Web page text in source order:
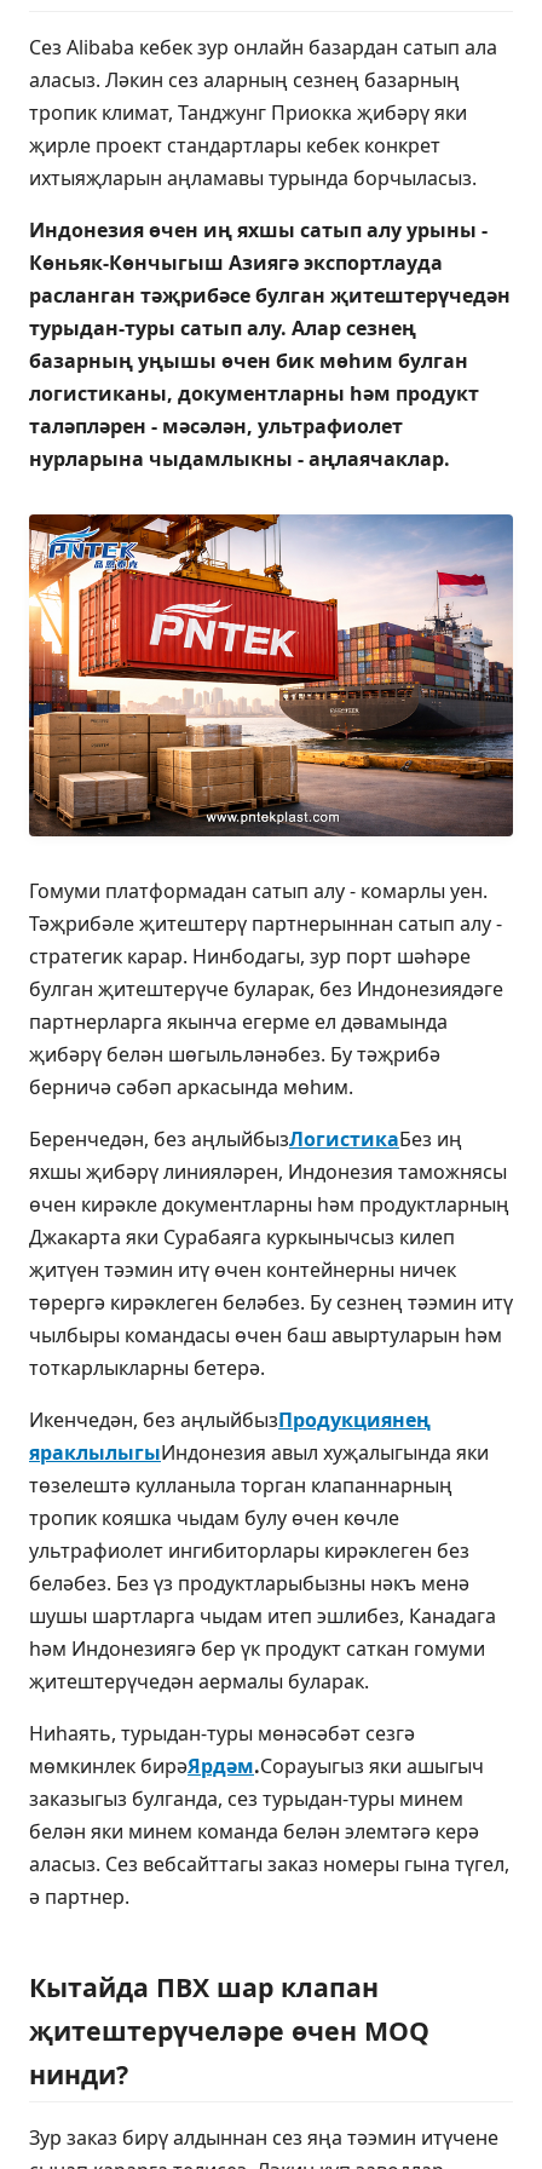
Сез Alibaba кебек зур онлайн базардан сатып ала
аласыз. Ләкин сез аларның сезнең базарның
тропик климат, Танджунг Приокка җибәрү яки
җирле проект стандартлары кебек конкрет
ихтыяҗларын аңламавы турында борчыласыз.
Индонезия өчен иң яхшы сатып алу урыны -
Көньяк-Көнчыгыш Азиягә экспортлауда
расланган тәҗрибәсе булган җитештерүчедән
турыдан-туры сатып алу. Алар сезнең
базарның уңышы өчен бик мөһим булган
логистиканы, документларны һәм продукт
таләпләрен - мәсәлән, ультрафиолет
нурларына чыдамлыкны - аңлаячаклар.
Гомуми платформадан сатып алу - комарлы уен.
Тәҗрибәле җитештерү партнерыннан сатып алу -
стратегик карар. Нинбодагы, зур порт шәһәре
булган җитештерүче буларак, без Индонезиядәге
партнерларга якынча егерме ел дәвамында
җибәрү белән шөгыльләнәбез. Бу тәҗрибә
берничә сәбәп аркасында мөһим.
Беренчедән, без аңлыйбызЛогистикаБез иң
яхшы җибәрү линияләрен, Индонезия таможнясы
өчен кирәкле документларны һәм продуктларның
Джакарта яки Сурабаяга куркынычсыз килеп
җитүен тәэмин итү өчен контейнерны ничек
төрергә кирәклеген беләбез. Бу сезнең тәэмин итү
чылбыры командасы өчен баш авыртуларын һәм
тоткарлыкларны бетерә.
Икенчедән, без аңлыйбызПродукциянең
яраклылыгыИндонезия авыл хуҗалыгында яки
төзелештә кулланыла торган клапаннарның
тропик кояшка чыдам булу өчен көчле
ультрафиолет ингибиторлары кирәклеген без
беләбез. Без үз продуктларыбызны нәкъ менә
шушы шартларга чыдам итеп эшлибез, Канадага
һәм Индонезиягә бер үк продукт саткан гомуми
җитештерүчедән аермалы буларак.
Ниһаять, турыдан-туры мөнәсәбәт сезгә
мөмкинлек бирәЯрдәм.Сорауыгыз яки ашыгыч
заказыгыз булганда, сез турыдан-туры минем
белән яки минем команда белән элемтәгә керә
аласыз. Сез вебсайттагы заказ номеры гына түгел,
ә партнер.
Кытайда ПВХ шар клапан
җитештерүчеләре өчен MOQ
нинди?
Зур заказ бирү алдыннан сез яңа тәэмин итүчене